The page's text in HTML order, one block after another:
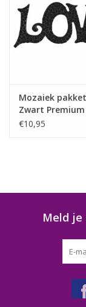
Mozaiek pakket
Zwart Premium
€10,95
Meld je